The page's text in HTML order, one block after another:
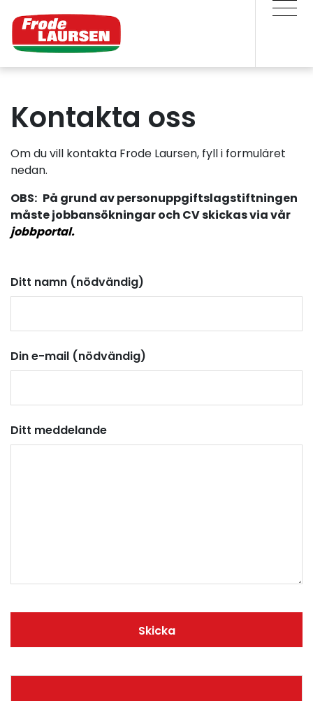
Kontakta oss
Om du vill kontakta Frode Laursen, fyll i formuläret
nedan.
OBS: På grund av personuppgiftslagstiftningen
måste jobbansökningar och CV skickas via vår
jobbportal.
Ditt namn (nödvändig)
Din e-mail (nödvändig)
Ditt meddelande